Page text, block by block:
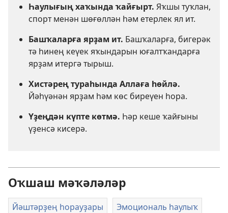
Һаулығың хаҡында ҡайғырт. Яҡшы туҡлан,
спорт менән шөғөллән һәм етерлек ял ит.
Башҡаларға ярҙам ит. Башҡаларға, бигерәк
тә һинең кеүек яҡындарын юғалтҡандарға
ярҙам итергә тырыш.
Хистәрең тураһында Аллаға һөйлә.
Йәһүәнән ярҙам һәм көс биреүен һора.
Үҙеңдән күпте көтмә. Һәр кеше ҡайғыны
үҙенсә кисерә.
Оҡшаш мәҡәләләр
Йәштәрҙең һорауҙары Эмоциональ һаулыҡ